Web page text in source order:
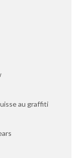
au graffiti